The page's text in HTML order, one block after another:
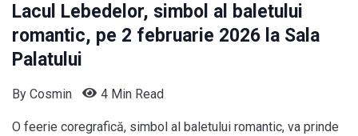
Lacul Lebedelor, simbol al baletului
romantic, pe 2 februarie 2026 la Sala
Palatului
By Cosmin 4 Min Read
O feerie coregrafică, simbol al baletului romantic, va prinde